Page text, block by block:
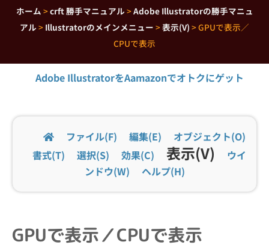
ホーム >crft 勝手マニュアル >Adobe Illustratorの勝手マニュ
アル > Illustratorのメインメニュー >表示(V) >GPUで表示／
CPUで表示
Adobe IllustratorをAamazonでオトクにゲット
ファイル(F) 編集(E)
オブジェクト(O)
書式(T)
選択(S) 効果(C) 表示(V)
ウイ
ンドウ(W)
ヘルプ(H)
GPUで表示／CPUで表示